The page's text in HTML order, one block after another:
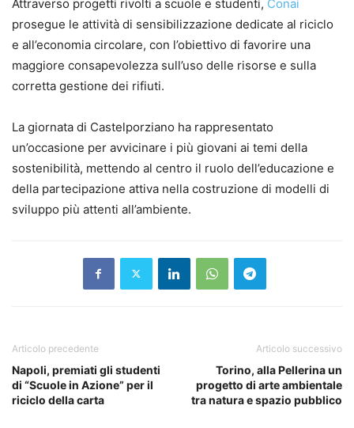
Attraverso progetti rivolti a scuole e studenti, Conai
prosegue le attività di sensibilizzazione dedicate al riciclo
e all’economia circolare, con l’obiettivo di favorire una
maggiore consapevolezza sull’uso delle risorse e sulla
corretta gestione dei rifiuti.
La giornata di Castelporziano ha rappresentato
un’occasione per avvicinare i più giovani ai temi della
sostenibilità, mettendo al centro il ruolo dell’educazione e
della partecipazione attiva nella costruzione di modelli di
sviluppo più attenti all’ambiente.
Articolo precedente
Napoli, premiati gli studenti
di “Scuole in Azione” per il
riciclo della carta
Articolo successivo
Torino, alla Pellerina un
progetto di arte ambientale
tra natura e spazio pubblico